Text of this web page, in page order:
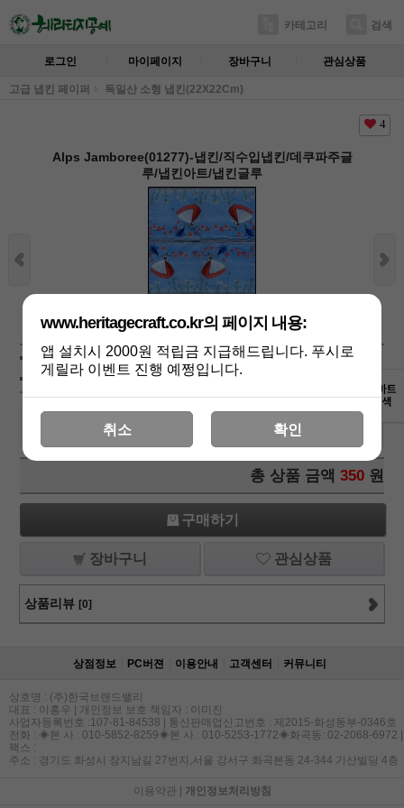
카테고리 검색
로그인 마이페이지 장바구니 관심상품
고급 냅킨 페이퍼 독일산 소형 냅킨(22X22Cm)
4
Alps Jamboree(01277)-냅킨/직수입냅킨/데쿠파주글
루/냅킨아트/냅킨글루
상세보기
상품가 : 350원
배송비 :
(조건) 지역별 !
Alps Jamboree(01277)-
냅킨/직수입냅킨/데쿠파주글루/냅킨아트/냅킨글루
총 상품 금액 350 원
구매하기
장바구니 관심상품
상품리뷰 [0]
상점정보 PC버젼 이용안내 고객센터 커뮤니티
상호명 : (주)한국브랜드밸리
대표 : 이홍우 | 개인정보 보호 책임자 : 이미진
사업자등록번호 :107-81-84538 | 통신판매업신고번호 : 제2015-화성동부-0346호
전화 : ◈본 사 : 010-5852-8259◈본 사 : 010-5253-1772◈화곡동: 02-2068-6972 |
팩스 :
주소 : 경기도 화성시 장지남길 27번지,서울 강서구 화곡본동 24-344 기산빌딩 4층
이용약관 | 개인정보처리방침
www.heritagecraft.co.kr의 페이지 내용:
앱 설치시 2000원 적립금 지급해드립니다. 푸시로
게릴라 이벤트 진행 예쩡입니다.
취소 확인